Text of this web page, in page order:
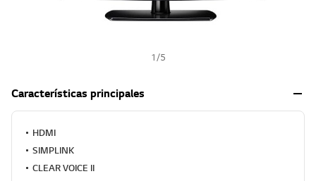
1/5
Características principales
HDMI
SIMPLINK
CLEAR VOICE II